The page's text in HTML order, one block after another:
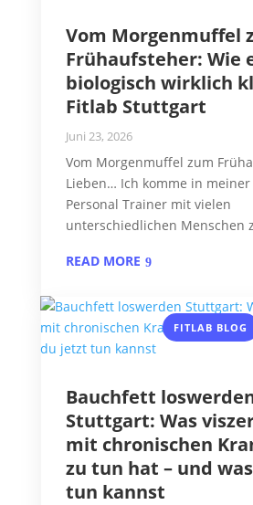
Vom Morgenmuffel
Frühaufsteher: Wie
biologisch wirklich
Fitlab Stuttgart
Juni 23, 2026
Vom Morgenmuffel zum
Lieben… Ich komme in
Personal Trainer mit vielen
unterschiedlichen Menschen
READ MORE
FITLAB BLOG
Bauchfett
Stuttgart: Was
mit chronischen
zu tun hat – und
tun kannst